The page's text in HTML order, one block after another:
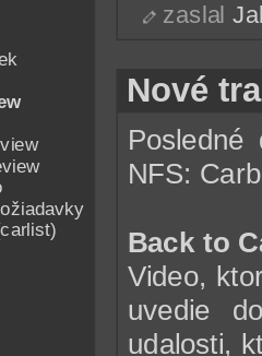
zaslal
Nové
NFS:
Back to
Video,
uvedie
udalosti,